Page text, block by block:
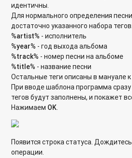
идентичны.
Для нормального определения
достаточно указанного набора тегов.
%artist% - исполнитель
%year% - год выхода альбома
%track% - номер песни на альбоме
%title% - название песни
Остальные теги описаны в мануале
При вводе шаблона программа
тегов будут заполнены, и покажет
Нажимаем ОK.
Появится строка статуса.
операции.